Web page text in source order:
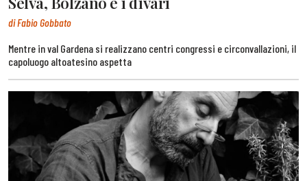
di Fabio Gobbato
Mentre in val Gardena si realizzano centri congressi e circonvallazioni, il
capoluogo altoatesino aspetta